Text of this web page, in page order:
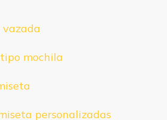
vazada
mochila
personalizadas